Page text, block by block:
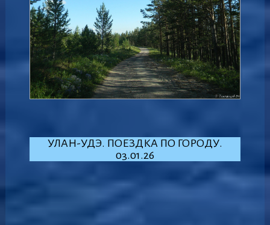
УЛАН-УДЭ. ПОЕЗДКА ПО ГОРОДУ.
03.01.26